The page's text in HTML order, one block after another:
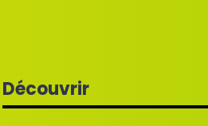
Découvrir